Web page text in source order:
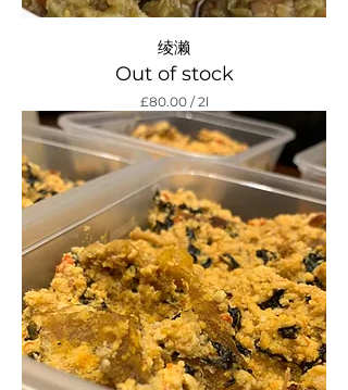
绫濑
Out of stock
£80.00 /2l
£
8
0
.
0
0
p
e
r
2
L
i
t
e
r
s